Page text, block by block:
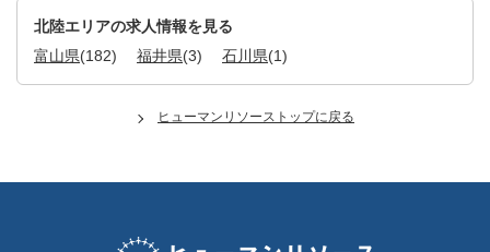
北陸エリアの求人情報を見る
富山県(182) 福井県(3) 石川県(1)
ヒューマンリソーストップに戻る